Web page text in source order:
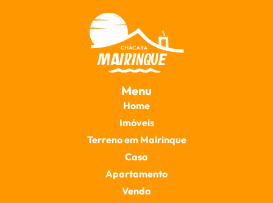
Menu
Home
Imóveis
Terreno em Mairinque
Casa
Apartamento
Venda